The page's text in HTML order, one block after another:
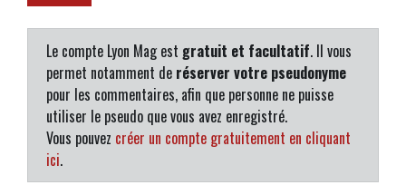
Le compte Lyon Mag est gratuit et facultatif. Il vous
permet notamment de réserver votre pseudonyme
pour les commentaires, afin que personne ne puisse
utiliser le pseudo que vous avez enregistré.
Vous pouvez créer un compte gratuitement en cliquant
ici.